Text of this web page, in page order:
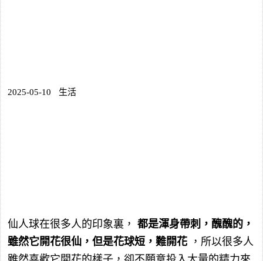
2025-05-10 生活
仙人球在很多人的印象裏， 都是渾身帶刺，醜醜的，
雖然它開花很仙，但是花球短，難開花 ，所以很多人